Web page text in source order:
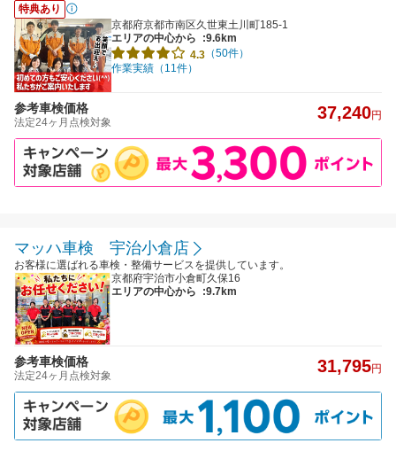
特典あり
京都府京都市南区久世東土川町185-1
エリアの中心から
:9.6km
4.3 （50件）
作業実績（11件）
参考車検価格
法定24ヶ月点検対象 37,240円
マッハ車検 宇治小倉店
お客様に選ばれる車検・整備サービスを提供しています。
京都府宇治市小倉町久保16
エリアの中心から
:9.7km
参考車検価格
法定24ヶ月点検対象 31,795円